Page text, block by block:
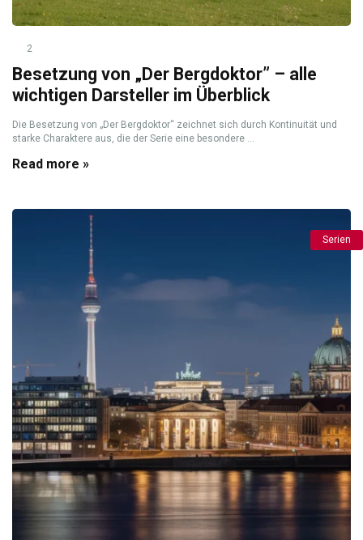
2
Besetzung von „Der Bergdoktor” – alle
wichtigen Darsteller im Überblick
Die Besetzung von „Der Bergdoktor“ zeichnet sich durch Kontinuität und
starke Charaktere aus, die der Serie eine besondere ...
Read more »
Serien